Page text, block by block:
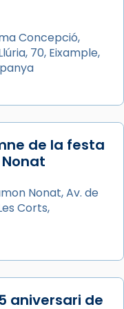
tingut lloc la
agraïment al
apostòlica
i als
el cardenal Joan
i l’ha
de Barcelona,
Concepció,
70, Eixample,
de la festa
Nonat, Av. de
Corts,
aniversari de